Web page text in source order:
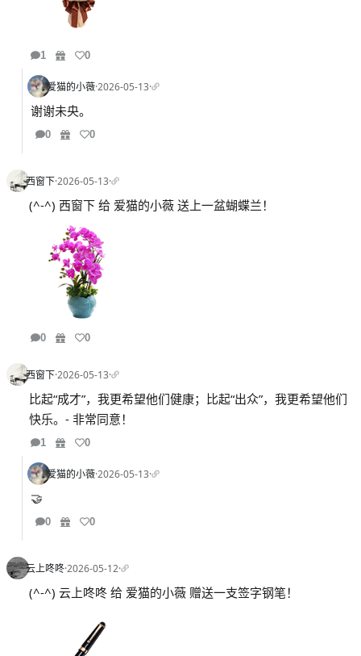
1 0
爱猫的小薇·2026-05-13·
谢谢未央。
0 0
西窗下·2026-05-13·
(^-^) 西窗下 给 爱猫的小薇 送上一盆蝴蝶兰！
0 0
西窗下·2026-05-13·
比起“成才”，我更希望他们健康；比起“出众”，我更希望他们
快乐。- 非常同意！
1 0
爱猫的小薇·2026-05-13·
🤝
0 0
云上咚咚·2026-05-12·
(^-^) 云上咚咚 给 爱猫的小薇 赠送一支签字钢笔！